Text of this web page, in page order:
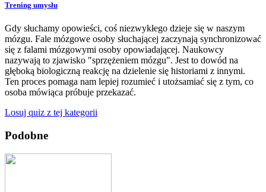
Trening umysłu
Gdy słuchamy opowieści, coś niezwykłego dzieje się w naszym
mózgu. Fale mózgowe osoby słuchającej zaczynają synchronizować
się z falami mózgowymi osoby opowiadającej. Naukowcy
nazywają to zjawisko "sprzężeniem mózgu". Jest to dowód na
głęboką biologiczną reakcję na dzielenie się historiami z innymi.
Ten proces pomaga nam lepiej rozumieć i utożsamiać się z tym, co
osoba mówiąca próbuje przekazać.
Losuj quiz z tej kategorii
Podobne